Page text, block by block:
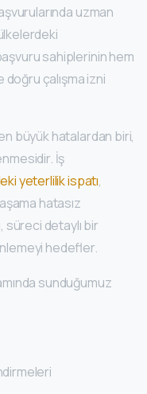
uzman
sahiplerinin hem
çalışma izni
büyük hatalardan biri,
İş
yeterlilik ispatı,
hatasız
süreci detaylı bir
hedefler.
sunduğumuz